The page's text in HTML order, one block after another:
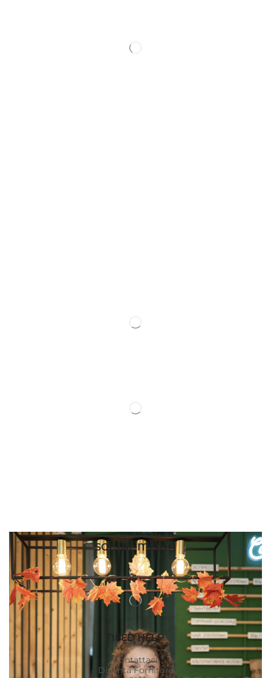
SOCIAL MEDIA
NEED HELP
Contattaci
Diventa Fornitore